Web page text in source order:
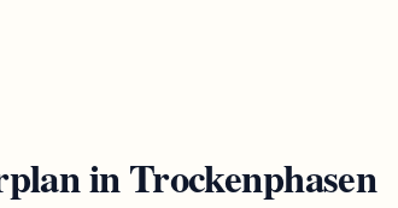
in Trockenphasen